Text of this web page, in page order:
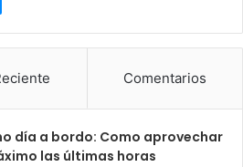
Comentarios
día a bordo: Como aprovechar
las últimas horas